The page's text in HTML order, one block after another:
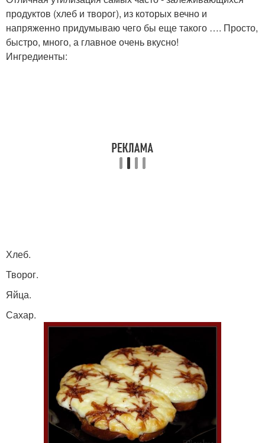
продуктов (хлеб и творог), из которых вечно и
напряженно придумываю чего бы еще такого …. Просто,
быстро, много, а главное очень вкусно!
Ингредиенты:
Хлеб.
Творог.
Яйца.
Сахар.